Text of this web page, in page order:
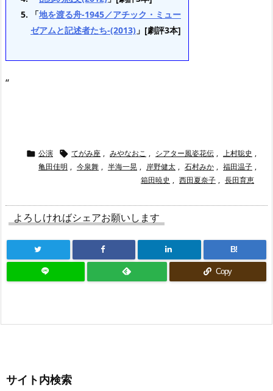
「地を渡る舟-1945／アチック・ミュー
ゼアムと記述者たち-(2013) 」[劇評3本]
“
 公演  てがみ座 , みやなおこ , シアター風姿花伝 , 上村聡史 ,
亀田佳明 , 今泉舞 , 半海一晃 , 岸野健太 , 石村みか , 福田温子 ,
箱田暁史 , 西田夏奈子 , 長田育恵
よろしければシェアお願いします
B!
Copy
サイト内検索